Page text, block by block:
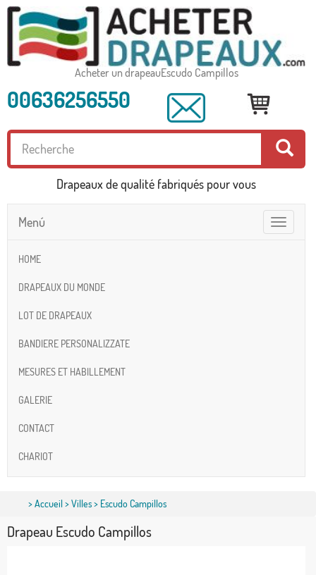
Acheter un drapeauEscudo Campillos
00636256550
Drapeaux de qualité fabriqués pour vous
Toggle
navigation
Menú
HOME
DRAPEAUX DU MONDE
LOT DE DRAPEAUX
BANDIERE PERSONALIZZATE
MESURES ET HABILLEMENT
GALERIE
CONTACT
CHARIOT
>Accueil>Villes> Escudo Campillos
Drapeau Escudo Campillos